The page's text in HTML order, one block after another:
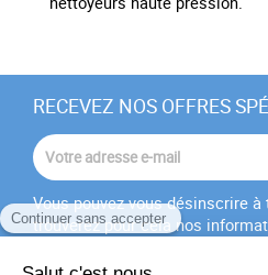
RECEVEZ NOS OFFRES
Vous pouvez vous désinscrire
trouverez pour cela nos